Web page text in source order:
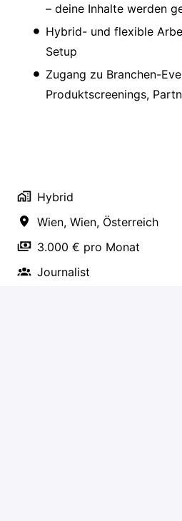
– deine Inhalte werden
Hybrid- und flexible
Setup
Zugang zu Branchen-
Produktscreenings,
Hybrid
Wien, Wien, Österreich
3.000 € pro Monat
Journalist